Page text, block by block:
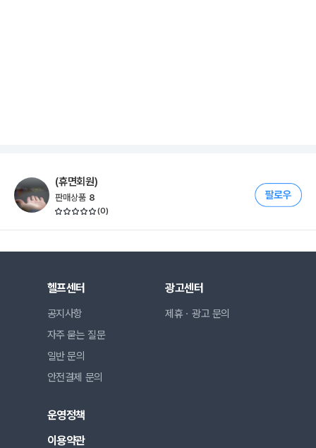
(휴면회원)
판매상품 8
(0)
헬프센터
공지사항
자주 묻는 질문
일반 문의
안전결제 문의
광고센터
제휴ㆍ광고 문의
운영정책
이용약관